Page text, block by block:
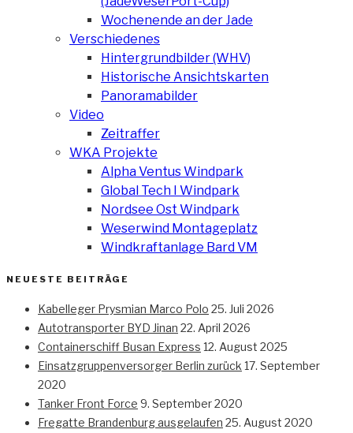
Wochenende an der Jade
Verschiedenes
Hintergrundbilder (WHV)
Historische Ansichtskarten
Panoramabilder
Video
Zeitraffer
WKA Projekte
Alpha Ventus Windpark
Global Tech I Windpark
Nordsee Ost Windpark
Weserwind Montageplatz
Windkraftanlage Bard VM
NEUESTE BEITRÄGE
Kabelleger Prysmian Marco Polo 25. Juli 2026
Autotransporter BYD Jinan 22. April 2026
Containerschiff Busan Express 12. August 2025
Einsatzgruppenversorger Berlin zurück 17. September
2020
Tanker Front Force 9. September 2020
Fregatte Brandenburg ausgelaufen 25. August 2020